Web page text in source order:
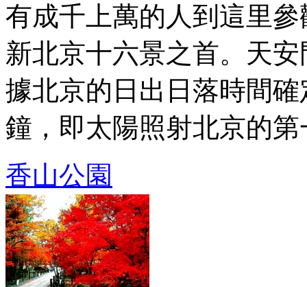
有成千上萬的人到這里
新北京十六景之首。天
據北京的日出日落時間
鐘，即太陽照射北京的
香山公園